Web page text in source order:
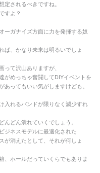
定されるべきですね。
すよ？
ーガナイズ方面に力を発揮する奴
ば、かなり未来は明るいでしょ
て沢山ありますが、
がめっちゃ奮闘してDIYイベントを
ってもいい気がしますけども。
入れるバンドが限りなく減少すれ
どん潰れていくでしょう。
ジネスモデルに最適化された
が消えたとして、それが何しょ
、ホールだっていくらでもありま